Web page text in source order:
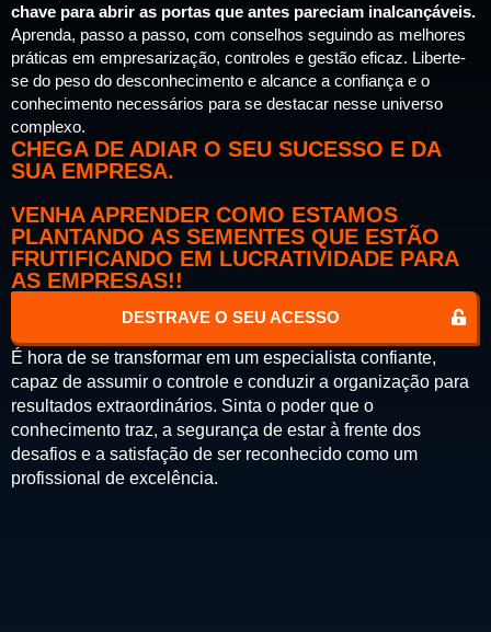
chave para abrir as portas que antes pareciam inalcançáveis.
Aprenda, passo a passo, com conselhos seguindo as melhores
práticas em empresarização, controles e gestão eficaz. Liberte-
se do peso do desconhecimento e alcance a confiança e o
conhecimento necessários para se destacar nesse universo
complexo.
CHEGA DE ADIAR O SEU SUCESSO E DA
SUA EMPRESA.
VENHA APRENDER COMO ESTAMOS
PLANTANDO AS SEMENTES QUE ESTÃO
FRUTIFICANDO EM LUCRATIVIDADE PARA
AS EMPRESAS!!
DESTRAVE O SEU ACESSO
É hora de se transformar em um especialista confiante,
capaz de assumir o controle e conduzir a organização para
resultados extraordinários. Sinta o poder que o
conhecimento traz, a segurança de estar à frente dos
desafios e a satisfação de ser reconhecido como um
profissional de excelência.